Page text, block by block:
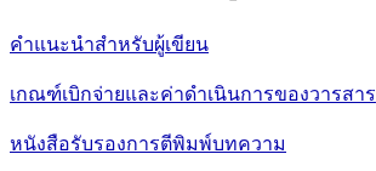
คำแนะนำสำหรับผู้เขียน
เกณฑ์เบิกจ่ายและค่าดำเนินการของวารสาร
หนังสือรับรองการตีพิมพ์บทความ